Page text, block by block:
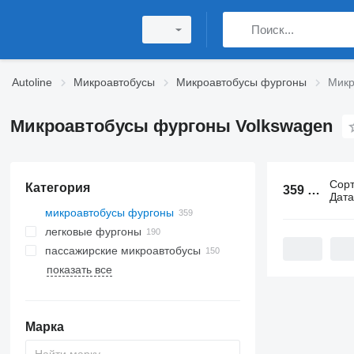
Autoline Микроавтобусы Микроавтобусы фургоны
Микроавтобусы фургоны Volkswagen
Категория
микроавтобусы фургоны
легковые фургоны
пассажирские микроавтобусы
показать все
Марка
359 объявлений: